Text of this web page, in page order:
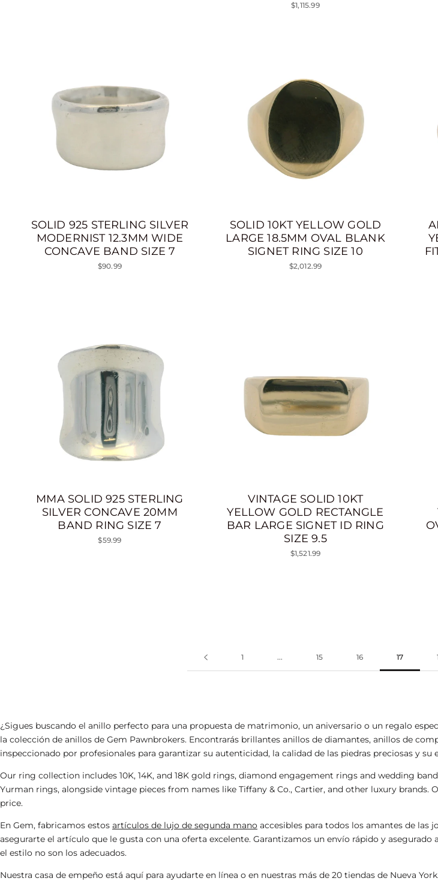
$1,115.99
SOLID 925 STERLING SILVER
MODERNIST 12.3MM WIDE
CONCAVE BAND SIZE 7
$90.99
SOLID 10KT YELLOW GOLD
LARGE 18.5MM OVAL BLANK
SIGNET RING SIZE 10
$2,012.99
MMA SOLID 925 STERLING
SILVER CONCAVE 20MM
BAND RING SIZE 7
$59.99
VINTAGE SOLID 10KT
YELLOW GOLD RECTANGLE
BAR LARGE SIGNET ID RING
SIZE 9.5
$1,521.99
1 ... 15 16 17
¿Sigues buscando el anillo perfecto para una propuesta de matrimonio, un aniversario o un regalo
la colección de anillos de Gem Pawnbrokers. Encontrarás brillantes anillos de diamantes, anillos de
inspeccionado por profesionales para garantizar su autenticidad, la calidad de las piedras preciosas y su
Our ring collection includes 10K, 14K, and 18K gold rings, diamond engagement rings and wedding
Yurman rings, alongside vintage pieces from names like Tiffany & Co., Cartier, and other luxury brands.
price.
En Gem, fabricamos estos artículos de lujo de segunda mano accesibles para todos los amantes de las
asegurarte el artículo que le gusta con una oferta excelente. Garantizamos un envío rápido y
el estilo no son los adecuados.
Nuestra casa de empeño está aquí para ayudarte en línea o en nuestras más de 20 tiendas de Nueva